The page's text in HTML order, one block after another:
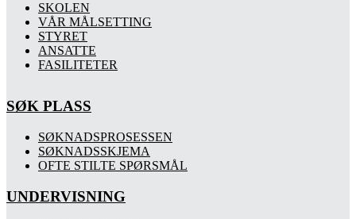
SKOLEN
VÅR MÅLSETTING
STYRET
ANSATTE
FASILITETER
SØK PLASS
SØKNADSPROSESSEN
SØKNADSSKJEMA
OFTE STILTE SPØRSMÅL
UNDERVISNING